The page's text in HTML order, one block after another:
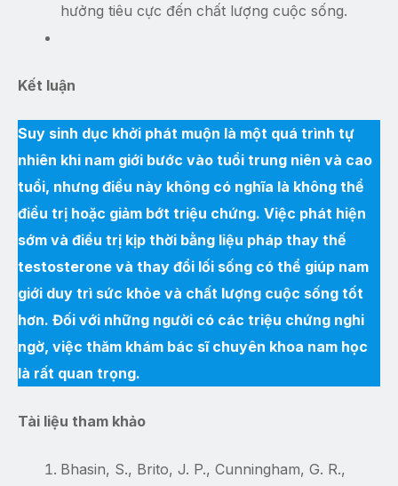
hưởng tiêu cực đến chất lượng cuộc sống.
Kết luận
Suy sinh dục khởi phát muộn là một quá trình tự
nhiên khi nam giới bước vào tuổi trung niên và cao
tuổi, nhưng điều này không có nghĩa là không thể
điều trị hoặc giảm bớt triệu chứng. Việc phát hiện
sớm và điều trị kịp thời bằng liệu pháp thay thế
testosterone và thay đổi lối sống có thể giúp nam
giới duy trì sức khỏe và chất lượng cuộc sống tốt
hơn. Đối với những người có các triệu chứng nghi
ngờ, việc thăm khám bác sĩ chuyên khoa nam học
là rất quan trọng.
Tài liệu tham khảo
Bhasin, S., Brito, J. P., Cunningham, G. R.,